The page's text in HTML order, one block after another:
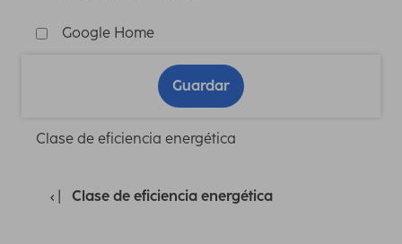
Google Home
Guardar
Clase de eficiencia energética
Clase de eficiencia energética